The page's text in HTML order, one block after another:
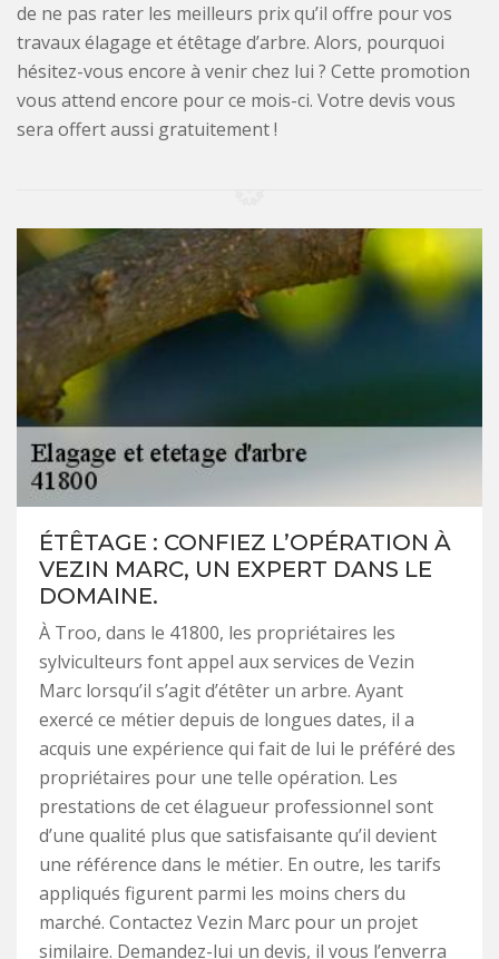
de ne pas rater les meilleurs prix qu’il offre pour vos
travaux élagage et étêtage d’arbre. Alors, pourquoi
hésitez-vous encore à venir chez lui ? Cette promotion
vous attend encore pour ce mois-ci. Votre devis vous
sera offert aussi gratuitement !
ÉTÊTAGE : CONFIEZ L’OPÉRATION À
VEZIN MARC, UN EXPERT DANS LE
DOMAINE.
À Troo, dans le 41800, les propriétaires les
sylviculteurs font appel aux services de Vezin
Marc lorsqu’il s’agit d’étêter un arbre. Ayant
exercé ce métier depuis de longues dates, il a
acquis une expérience qui fait de lui le préféré des
propriétaires pour une telle opération. Les
prestations de cet élagueur professionnel sont
d’une qualité plus que satisfaisante qu’il devient
une référence dans le métier. En outre, les tarifs
appliqués figurent parmi les moins chers du
marché. Contactez Vezin Marc pour un projet
similaire. Demandez-lui un devis, il vous l’enverra